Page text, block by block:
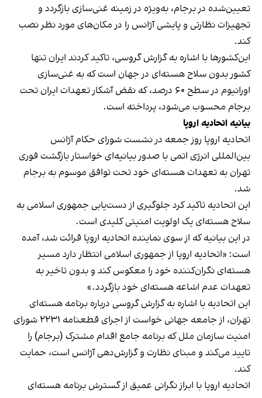
تعیین‌شده در برجام، به‌ویژه در زمینه غنی‌سازی بازگردد و
تجهیزات نظارتی و پایشی آژانس را در مکان‌های مورد نظر نصب
کند.
این‌کشورها با اشاره به گزارش گروسی، تاکید کردند ایران تنها
کشور بدون سلاح هسته‌ای در جهان است که به غنی‌سازی
اورانیوم در سطح ۶۰ درصد، که نقض آشکار تعهدات ایران تحت
برجام محسوب می‌شود، پرداخته است.
بیانیه اتحادیه اروپا
اتحادیه اروپا روز جمعه در نشست شورای حکام آژانس
بین‌المللی انرژی اتمی با صدور بیانیه‌ای خواستار بازگشت فوری
تهران به تعهدات هسته‌ای خود تحت توافق موسوم به برجام
شد.
این اتحادیه تاکید کرد جلوگیری از دست‌یابی جمهوری اسلامی به
سلاح هسته‌ای یک اولویت امنیتی کلیدی است.
در این بیانیه که از سوی نماینده اتحادیه اروپا قرائت شد، آمده
است: «اتحادیه اروپا از جمهوری اسلامی انتظار دارد مسیر
هسته‌ای نگران‌کننده خود را معکوس کند و بدون تاخیر به
تعهدات عدم اشاعه هسته‌ای خود بازگردد.»
این اتحادیه با اشاره به گزارش گروسی درباره برنامه هسته‌ای
تهران، از جامعه جهانی خواست از اجرای قطعنامه ۲۲۳۱ شورای
امنیت سازمان ملل که برنامه جامع اقدام مشترک (برجام) را
تایید می‌کند و مبنای نظارت و گزارش‌دهی آژانس است، حمایت
کند.
اتحادیه اروپا با ابراز نگرانی عمیق از گسترش برنامه هسته‌ای